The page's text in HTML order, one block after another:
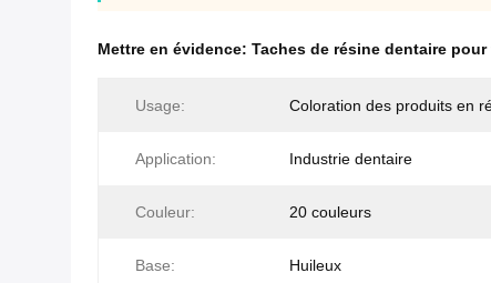
Mettre en évidence: Taches de résine dentaire pour
Usage: Coloration des produits en
Application: Industrie dentaire
Couleur: 20 couleurs
Base: Huileux